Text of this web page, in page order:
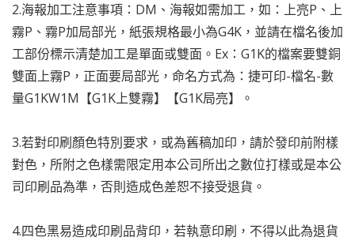
2.海報加工注意事項：DM、海報如需加工，如：上亮P、上
霧P、霧P加局部光，紙張規格最小為G4K，並請在檔名後加
工部份標示清楚加工是單面或雙面。Ex：G1K的檔案要雙銅
雙面上霧P，正面要局部光，命名方式為：捷可印-檔名-數
量G1KW1M【G1K上雙霧】【G1K局亮】。
3.若對印刷顏色特別要求，或為舊稿加印，請於發印前附樣
對色，所附之色樣需限定用本公司所出之數位打樣或是本公
司印刷品為準，否則造成色差恕不接受退貨。
4.四色黑易造成印刷品背印，若執意印刷，不得以此為退貨